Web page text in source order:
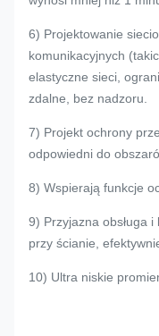
6) Projektowanie
komunikacyjnych
elastyczne sieci,
zdalne, bez nadzoru.
7) Projekt ochrony
odpowiedni do
8) Wspierają funkcje
9) Przyjazna obsługa
przy ścianie,
10) Ultra niskie